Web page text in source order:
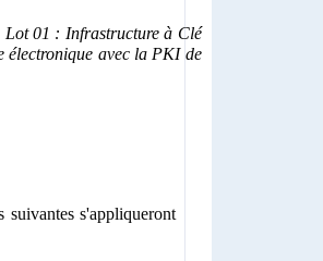
Lot 01 : Infrastructure à Clé
électronique avec la PKI de
suivantes s'appliqueront